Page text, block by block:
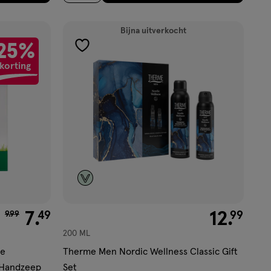
korting
van € 9.99 voor € 7.49
9.99 7.49
Bijna uitverkocht
toevoegen
verlanglijst
€ 12.99
12.99
200 ML
Therme Men Nordic Wellness Classic Gift
Set